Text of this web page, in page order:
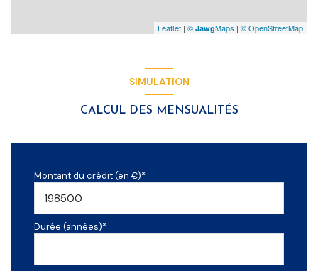
Leaflet | © JawgMaps | © OpenStreetMap
SIMULATION
CALCUL DES MENSUALITÉS
Montant du crédit (en €)*
Durée (années)*